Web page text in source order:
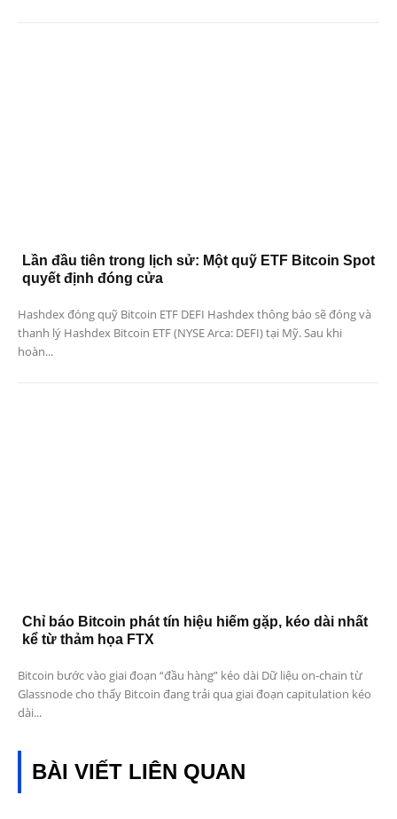
Lần đầu tiên trong lịch sử: Một quỹ ETF Bitcoin Spot
quyết định đóng cửa
Hashdex đóng quỹ Bitcoin ETF DEFI Hashdex thông báo sẽ đóng và
thanh lý Hashdex Bitcoin ETF (NYSE Arca: DEFI) tại Mỹ. Sau khi
hoàn...
Chỉ báo Bitcoin phát tín hiệu hiếm gặp, kéo dài nhất
kể từ thảm họa FTX
Bitcoin bước vào giai đoạn “đầu hàng” kéo dài Dữ liệu on-chain từ
Glassnode cho thấy Bitcoin đang trải qua giai đoạn capitulation kéo
dài...
BÀI VIẾT LIÊN QUAN